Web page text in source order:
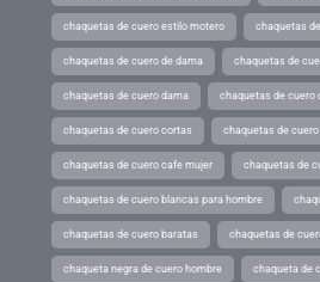
chaquetas de cuero estilo motero chaquetas
chaquetas de cuero de dama chaquetas de
chaquetas de cuero dama chaquetas de cuero
chaquetas de cuero cortas chaquetas de
chaquetas de cuero cafe mujer chaquetas de
chaquetas de cuero blancas para hombre
chaquetas de cuero baratas chaquetas de
chaqueta negra de cuero hombre chaqueta de